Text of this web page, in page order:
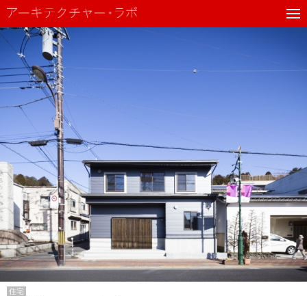
住宅